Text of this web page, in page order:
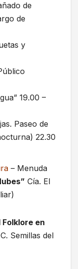
de
de
y
19.00 –
Paseo de
22.30
– Menuda
Cía. El
Folklore en
Semillas del